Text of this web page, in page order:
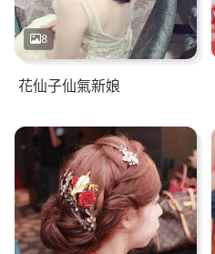
8
花仙子仙氣新娘